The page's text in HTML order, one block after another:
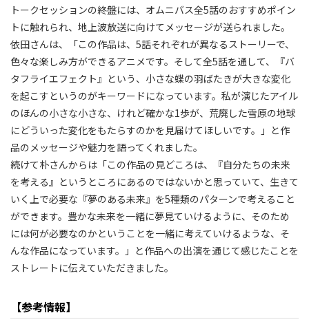
トークセッションの終盤には、オムニバス全5話のおすすめポイン
トに触れられ、地上波放送に向けてメッセージが送られました。
依田さんは、「この作品は、5話それぞれが異なるストーリーで、
色々な楽しみ方ができるアニメです。そして全5話を通して、『バ
タフライエフェクト』という、小さな蝶の羽ばたきが大きな変化
を起こすというのがキーワードになっています。私が演じたアイル
のほんの小さな小さな、けれど確かな1歩が、荒廃した雪原の地球
にどういった変化をもたらすのかを見届けてほしいです。」と作
品のメッセージや魅力を語ってくれました。
続けて朴さんからは「この作品の見どころは、『自分たちの未来
を考える』というところにあるのではないかと思っていて、生きて
いく上で必要な『夢のある未来』を5種類のパターンで考えること
ができます。豊かな未来を一緒に夢見ていけるように、そのため
には何が必要なのかということを一緒に考えていけるような、そ
んな作品になっています。」と作品への出演を通じて感じたことを
ストレートに伝えていただきました。
【参考情報】